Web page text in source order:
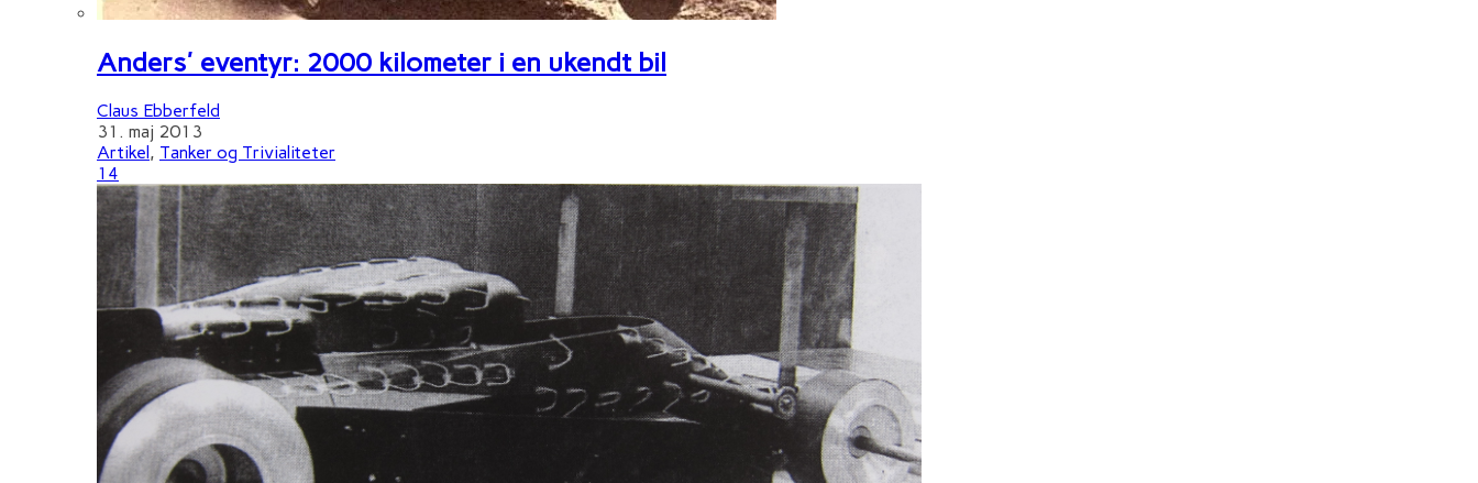
Anders' eventyr: 2000 kilometer i en ukendt bil
Claus Ebberfeld
31. maj 2013
Artikel , Tanker og Trivialiteter
14